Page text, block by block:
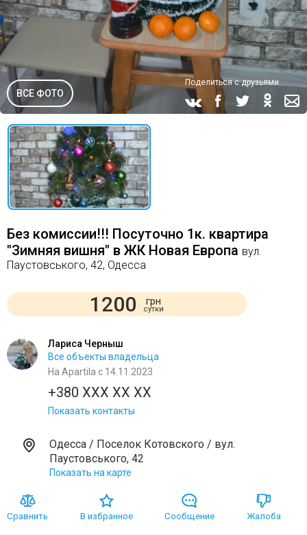
ВСЕ ФОТО
Поделиться с друзьями
Без комиссии!!! Посуточно 1к. квартира
"Зимняя вишня" в ЖК Новая Европа вул.
Паустовського, 42, Одесса
1200 грн
сутки
Лариса Черныш
Все объекты владельца
На Apartila с 14.11.2023
+380 XXX XX XX
Показать контакты
Одесса / Поселок Котовского / вул.
Паустовського, 42
Показать на карте
Сравнить В избранное Сообщение Жалоба